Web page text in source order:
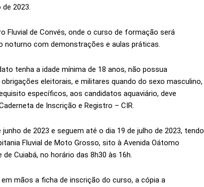
de 2023.
Fluvial de Convés, onde o curso de formação será
noturno com demonstrações e aulas práticas.
tenha a idade mínima de 18 anos, não possua
eleitorais, e militares quando do sexo masculino,
específicos, aos candidatos aquaviário, deve
de Inscrição e Registro – CIR.
de 2023 e seguem até o dia 19 de julho de 2023, tendo
Fluvial de Moto Grosso, sito à Avenida Oátomo
Cuiabá, no horário das 8h30 às 16h.
mãos a ficha de inscrição do curso, a cópia a